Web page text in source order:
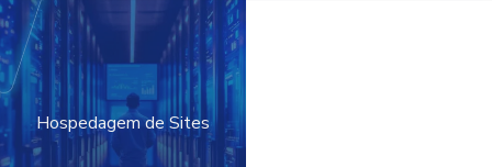
Hospedagem de Sites